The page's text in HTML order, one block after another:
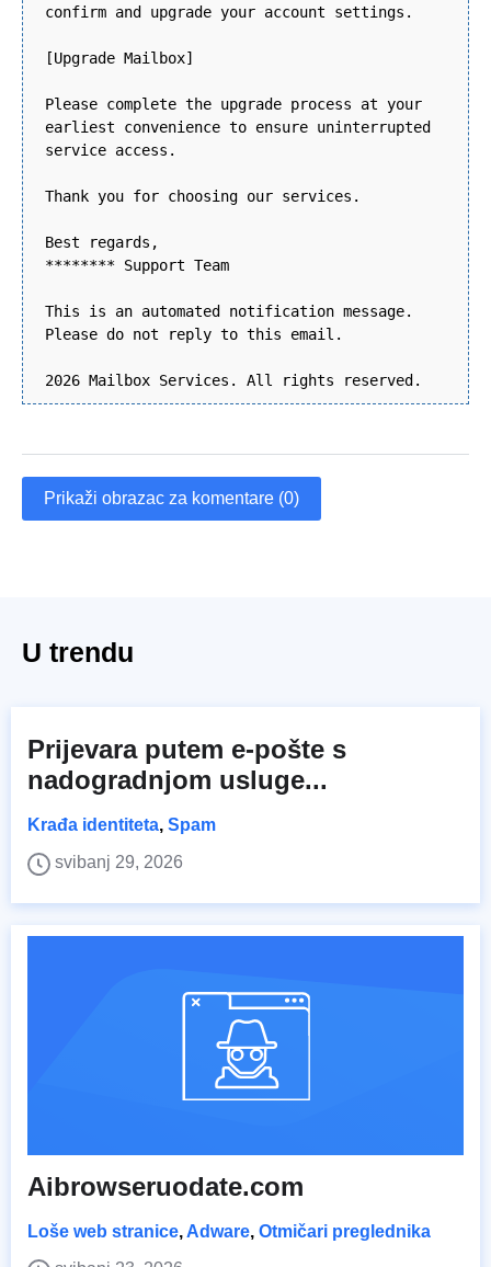
confirm and upgrade your account settings.
[Upgrade Mailbox]
Please complete the upgrade process at your
earliest convenience to ensure uninterrupted
service access.
Thank you for choosing our services.
Best regards,
******** Support Team
This is an automated notification message.
Please do not reply to this email.
2026 Mailbox Services. All rights reserved.
Prikaži obrazac za komentare (0)
U trendu
Prijevara putem e-pošte s
nadogradnjom usluge...
Krađa identiteta, Spam
svibanj 29, 2026
Aibrowseruodate.com
Loše web stranice, Adware, Otmičari preglednika